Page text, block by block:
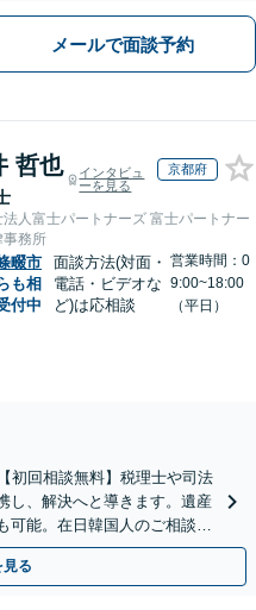
メールで面談予約
哲也
インタビュ
ーを見る
京都府
法人富士パートナーズ 富士パートナー
事務所
畷市
も相
付中
面談方法(対面・
電話・ビデオな
ど)は応相談
営業時間：0
9:00~18:00
（平日）
初回相談無料】税理士や司法
し、解決へと導きます。遺産
可能。在日韓国人のご相談も
る